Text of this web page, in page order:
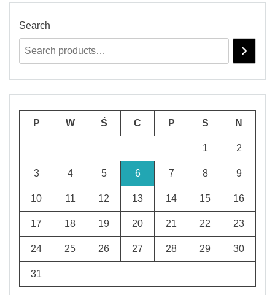
Search
P W Ś C P S N
1 2
3 4 5 6 7 8 9
10 11 12 13 14 15 16
17 18 19 20 21 22 23
24 25 26 27 28 29 30
31